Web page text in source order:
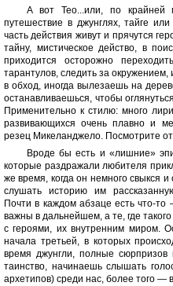
А вот Тео...или, по крайней
путешествие в джунглях, тайге
часть действия живут и прячутся
тайну, мистическое действо, в
приходится осторожно
тарантулов, следить за
в обход, иногда вылезаешь на
останавливаешься, чтобы
Применительно к стилю: много
развивающихся очень плавно и
резец Микеланджело. Посмотрите
Вроде бы есть и «лишние»
которые раздражали любителя
же время, когда он немного свыкся и
слушать историю им
Почти в каждом абзаце есть что-
важны в дальнейшем, а те, где
с героями, их внутренним миром.
начала третьей, в которых
время джунгли, полные сюрпризов
таинство, начинаешь слышать
архетипов) среди нас, более того —